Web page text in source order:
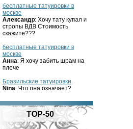
бесплатные татуировки в
москве
Александр: Хочу тату купал и
стропы ВДВ Стоимость
скажите???
бесплатные татуировки в
москве
Анна: Я хочу забить шрам на
плече
Бразильские татуировки
Nina: Что она означает?
TOP-50